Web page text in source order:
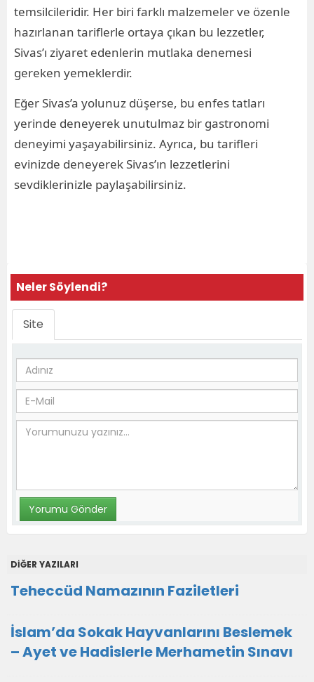
temsilcileridir. Her biri farklı malzemeler ve özenle
hazırlanan tariflerle ortaya çıkan bu lezzetler,
Sivas’ı ziyaret edenlerin mutlaka denemesi
gereken yemeklerdir.
Eğer Sivas’a yolunuz düşerse, bu enfes tatları
yerinde deneyerek unutulmaz bir gastronomi
deneyimi yaşayabilirsiniz. Ayrıca, bu tarifleri
evinizde deneyerek Sivas’ın lezzetlerini
sevdiklerinizle paylaşabilirsiniz.
Neler Söylendi?
Site
DİĞER YAZILARI
Teheccüd Namazının Faziletleri
İslam’da Sokak Hayvanlarını Beslemek
– Ayet ve Hadislerle Merhametin Sınavı